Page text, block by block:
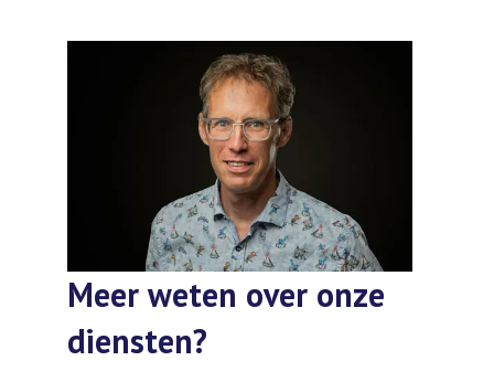
Meer weten over onze
diensten?